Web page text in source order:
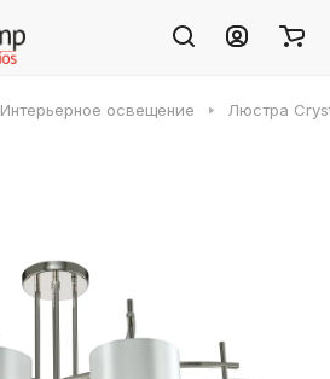
Интерьерное освещение Люстра